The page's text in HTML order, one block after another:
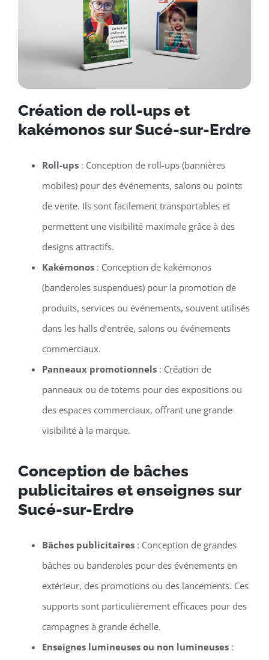
Création de roll-ups et
kakémonos sur Sucé-sur-Erdre
Roll-ups: Conception de roll-ups (bannières
mobiles) pour des événements, salons ou points
de vente. Ils sont facilement transportables et
permettent une visibilité maximale grâce à des
designs attractifs.
Kakémonos: Conception de kakémonos
(banderoles suspendues) pour la promotion de
produits, services ou événements, souvent utilisés
dans les halls d’entrée, salons ou événements
commerciaux.
Panneaux promotionnels: Création de
panneaux ou de totems pour des expositions ou
des espaces commerciaux, offrant une grande
visibilité à la marque.
Conception de bâches
publicitaires et enseignes sur
Sucé-sur-Erdre
Bâches publicitaires: Conception de grandes
bâches ou banderoles pour des événements en
extérieur, des promotions ou des lancements. Ces
supports sont particulièrement efficaces pour des
campagnes à grande échelle.
Enseignes lumineuses ou non lumineuses: